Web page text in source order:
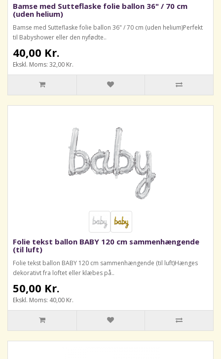
Bamse med Sutteflaske folie ballon 36" / 70 cm
(uden helium)
Bamse med Sutteflaske folie ballon 36" / 70 cm (uden helium)Perfekt
til Babyshower eller den nyfødte..
40,00 Kr.
Ekskl. Moms: 32,00 Kr.
Folie tekst ballon BABY 120 cm sammenhængende
(til luft)
Folie tekst ballon BABY 120 cm sammenhængende (til luft)Hænges
dekorativt fra loftet eller klæbes på..
50,00 Kr.
Ekskl. Moms: 40,00 Kr.